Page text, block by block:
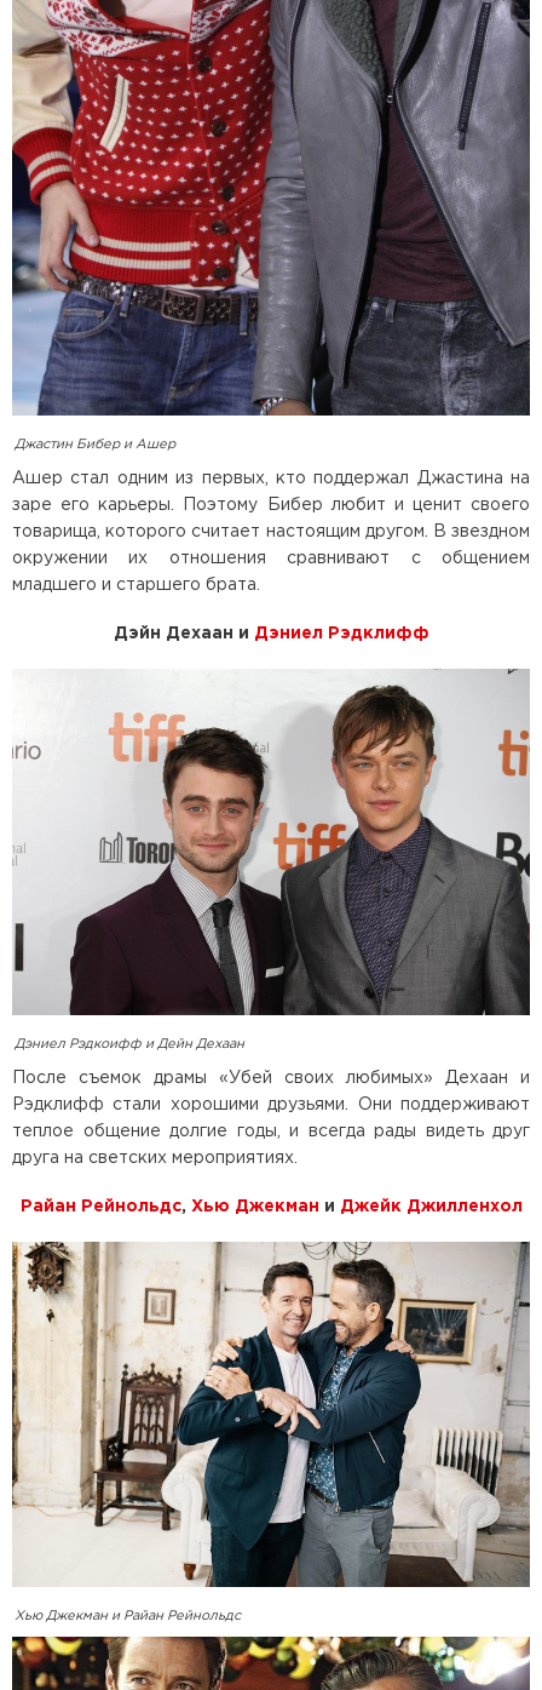
Джастин Бибер и Ашер
Ашер стал одним из первых, кто поддержал Джастина на
заре его карьеры. Поэтому Бибер любит и ценит своего
товарища, которого считает настоящим другом. В звездном
окружении их отношения сравнивают с общением
младшего и старшего брата.
Дэйн Дехаан и Дэниел Рэдклифф
Дэниел Рэдкоифф и Дейн Дехаан
После съемок драмы «Убей своих любимых» Дехаан и
Рэдклифф стали хорошими друзьями. Они поддерживают
теплое общение долгие годы, и всегда рады видеть друг
друга на светских мероприятиях.
Райан Рейнольдс, Хью Джекман и Джейк Джилленхол
Хью Джекман и Райан Рейнольдс